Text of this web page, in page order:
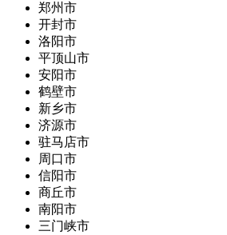
郑州市
开封市
洛阳市
平顶山市
安阳市
鹤壁市
新乡市
济源市
驻马店市
周口市
信阳市
商丘市
南阳市
三门峡市